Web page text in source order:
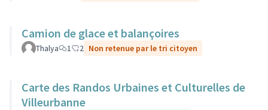
Camion de glace et balançoires
Thalya 1 2 Non retenue par le tri citoyen
Carte des Randos Urbaines et Culturelles de
Villeurbanne